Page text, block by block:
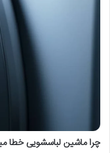
چرا ماشین لباسشویی خطا